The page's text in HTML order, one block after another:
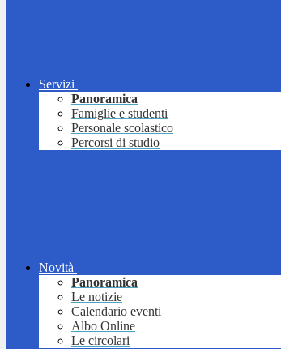
Servizi
Panoramica
Famiglie e studenti
Personale scolastico
Percorsi di studio
Novità
Panoramica
Le notizie
Calendario eventi
Albo Online
Le circolari